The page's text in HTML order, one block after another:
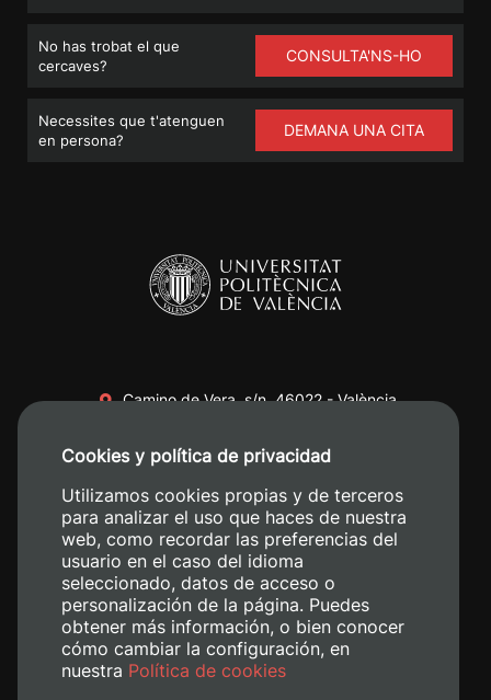
No has trobat el que
cercaves?
CONSULTA'NS-HO
Necessites que t'atenguen
en persona?
DEMANA UNA CITA
Camino de Vera, s/n. 46022 - València
+34 620 04 00 50
Cookies y política de privacidad
Utilizamos cookies propias y de terceros
para analizar el uso que haces de nuestra
web, como recordar las preferencias del
usuario en el caso del idioma
seleccionado, datos de acceso o
personalización de la página. Puedes
obtener más información, o bien conocer
cómo cambiar la configuración, en
nuestra Política de cookies